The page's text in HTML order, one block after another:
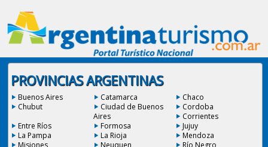
PROVINCIAS ARGENTINAS
Buenos Aires Catamarca
Chaco
Chubut
Ciudad de Buenos
Aires
Cordoba
Corrientes
Entre Ríos
Formosa
Jujuy
La Pampa
La Rioja
Mendoza